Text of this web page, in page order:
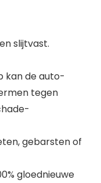
slijtvast.
kan de auto-
tegen
gebarsten of
gloednieuwe